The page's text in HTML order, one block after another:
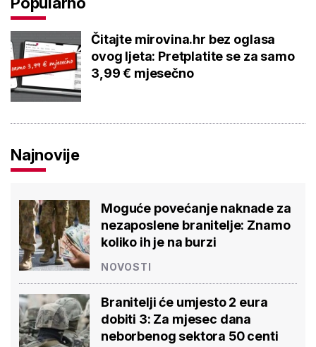
Najnovije
NOVOSTI
Branitelji će umjesto 2 eura
dobiti 3: Za mjesec dana
neborbenog sektora 50 centi
NOVOSTI
Umirovljenica Mina na tržnici